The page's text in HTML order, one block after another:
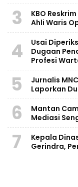
3
KBO
Ahli Waris
4
Usai
Dugaan
Profesi
5
Jurnalis
Laporkan
6
Mantan
Mediasi
7
Kepala
Gerindra,